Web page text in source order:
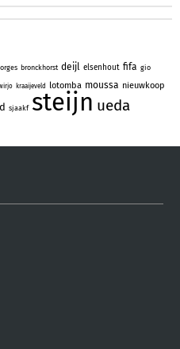
bronckhorst deijl elsenhout fifa gio
kraaijeveld lotomba moussa nieuwkoop
sjaakf steijn ueda